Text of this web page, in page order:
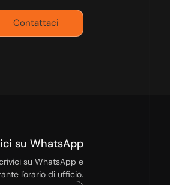
Contattaci
su WhatsApp
su WhatsApp e
l'orario di ufficio.